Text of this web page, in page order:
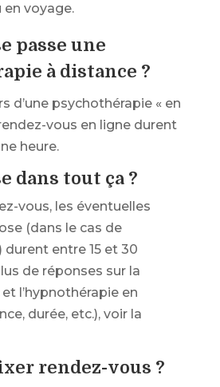
voyage.
passe une
à distance ?
d’une psychothérapie « en
vous en ligne durent
heure.
dans tout ça ?
vous, les éventuelles
(dans le cas de
durent entre 15 et 30
de réponses sur la
l’hypnothérapie en
durée, etc.), voir la
rendez-vous ?